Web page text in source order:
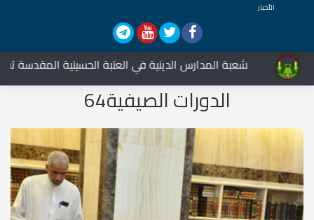
الأخبار
شعبة المدارس الدينية في العتبة الحسينية المقدسة
الدورات الصيفية64